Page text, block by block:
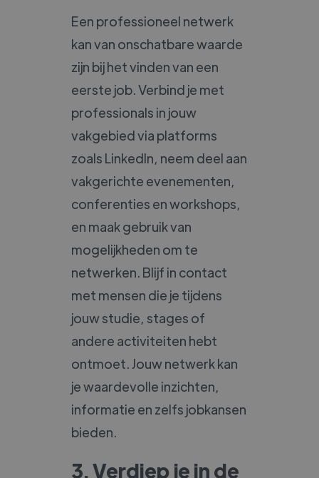
Een professioneel netwerk
kan van onschatbare waarde
zijn bij het vinden van een
eerste job. Verbind je met
professionals in jouw
vakgebied via platforms
zoals LinkedIn, neem deel aan
vakgerichte evenementen,
conferenties en workshops,
en maak gebruik van
mogelijkheden om te
netwerken. Blijf in contact
met mensen die je tijdens
jouw studie, stages of
andere activiteiten hebt
ontmoet. Jouw netwerk kan
je waardevolle inzichten,
informatie en zelfs jobkansen
bieden.
3. Verdiep je in de